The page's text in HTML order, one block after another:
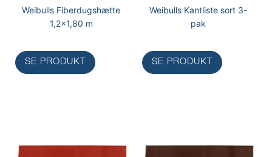
Weibulls Fiberdugshætte
1,2x1,80 m
SE PRODUKT
Weibulls Kantliste sort 3-
pak
SE PRODUKT